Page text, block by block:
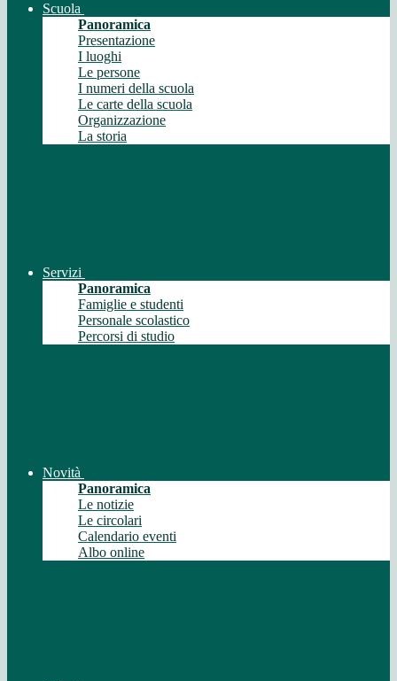
Scuola
Panoramica
Presentazione
I luoghi
Le persone
I numeri della scuola
Le carte della scuola
Organizzazione
La storia
Servizi
Panoramica
Famiglie e studenti
Personale scolastico
Percorsi di studio
Novità
Panoramica
Le notizie
Le circolari
Calendario eventi
Albo online